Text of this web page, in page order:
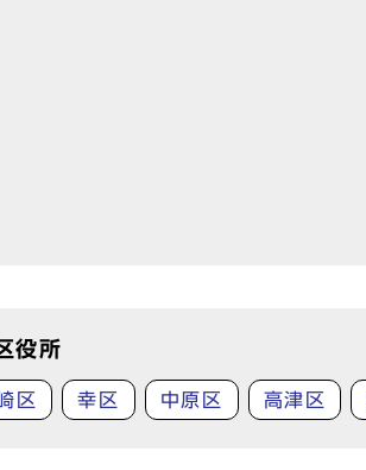
役所
区 幸区 中原区 高津区